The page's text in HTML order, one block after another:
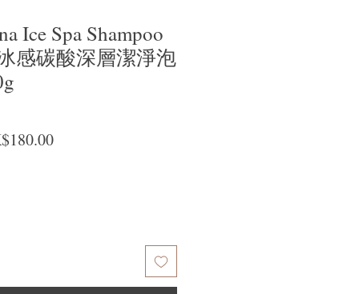
Ice Spa Shampoo
感碳酸深層潔淨泡
PriceSale Price